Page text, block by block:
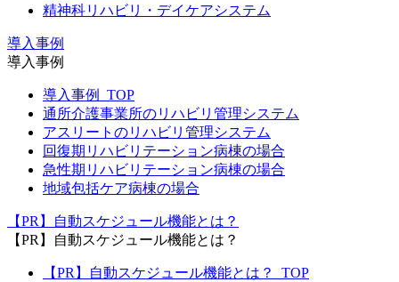
精神科リハビリ・デイケアシステム
導入事例
導入事例
導入事例_TOP
通所介護事業所のリハビリ管理システム
アスリートのリハビリ管理システム
回復期リハビリテーション病棟の場合
急性期リハビリテーション病棟の場合
地域包括ケア病棟の場合
【PR】自動スケジュール機能とは？
【PR】自動スケジュール機能とは？
【PR】自動スケジュール機能とは？_TOP